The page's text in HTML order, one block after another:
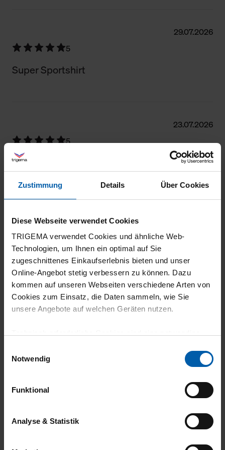
Zustimmung Details Über Cookies
Diese Webseite verwendet Cookies
TRIGEMA verwendet Cookies und ähnliche Web-
Technologien, um Ihnen ein optimal auf Sie
zugeschnittenes Einkaufserlebnis bieten und unser
Online-Angebot stetig verbessern zu können. Dazu
kommen auf unseren Webseiten verschiedene Arten von
Cookies zum Einsatz, die Daten sammeln, wie Sie
unsere Angebote auf welchen Geräten nutzen.
grundlegende Funktionen wie etwa zur Auswahl und
gewährleisten.
Für die Darstellung personalisierter Angebote, Anzeigen
und Inhalte aufgrund Ihres Nutzerverhaltens und Ihres
Notwendig
Funktional
Analyse & Statistik
29.07.2026
5
Super Sportshirt
23.07.2026
5
Alles Bestens, hat meine Erwartungen
22.07.2026
5
Sehr angenehmer Trage Komfort und gute
Qualität.
19.07.2026
18.07.2026